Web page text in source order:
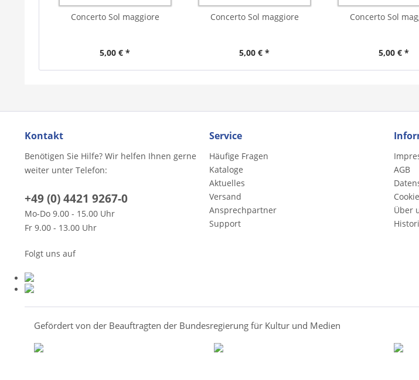
Concerto Sol maggiore
5,00 € *
Concerto Sol maggiore
5,00 € *
Concerto Sol
5,00 € *
Kontakt
Benötigen Sie Hilfe? Wir helfen Ihnen gerne
weiter unter Telefon:
+49 (0) 4421 9267-0
Mo-Do 9.00 - 15.00 Uhr
Fr 9.00 - 13.00 Uhr
Folgt uns auf
Service
Häufige Fragen
Kataloge
Aktuelles
Versand
Ansprechpartner
Support
AGB
Über
Gefördert von der Beauftragten der Bundesregierung für Kultur und Medien